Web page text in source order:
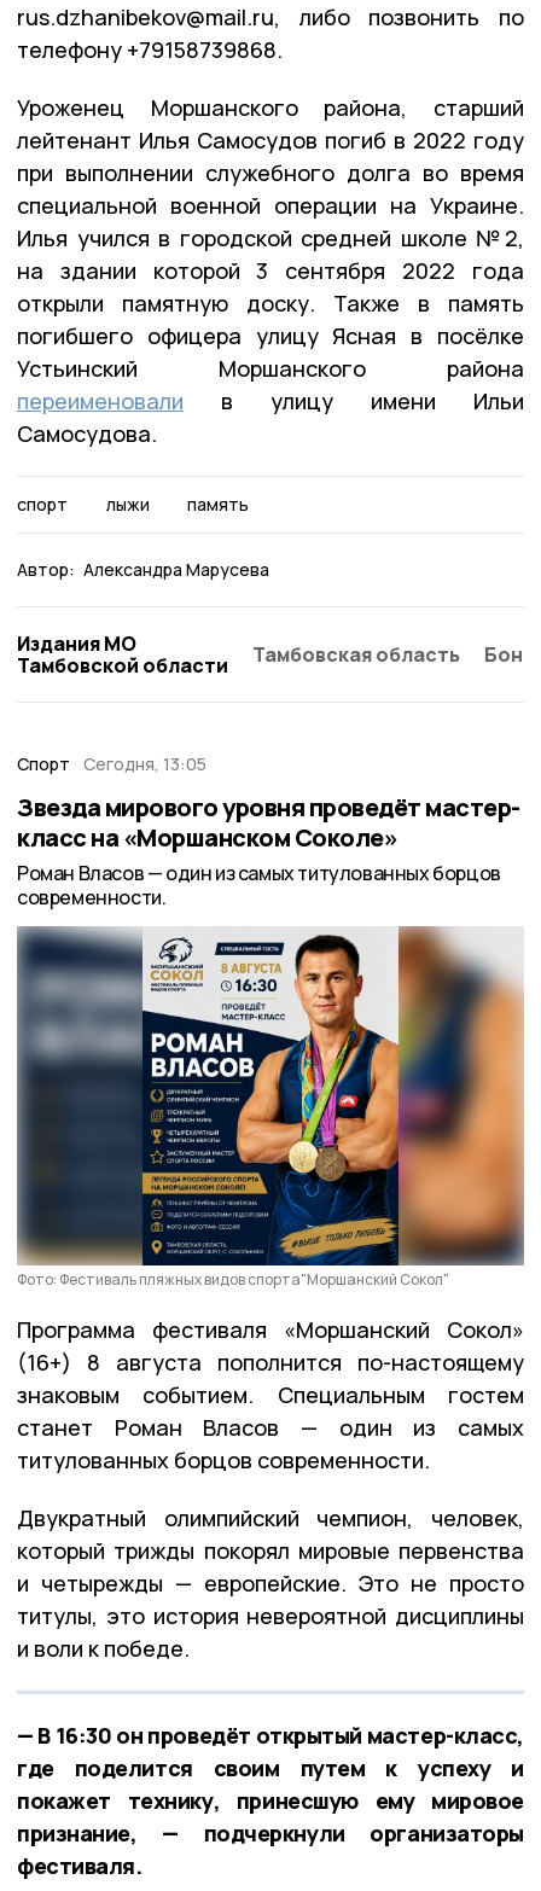
rus.dzhanibekov@mail.ru, либо позвонить по
телефону +79158739868.
Уроженец Моршанского района, старший
лейтенант Илья Самосудов погиб в 2022 году
при выполнении служебного долга во время
специальной военной операции на Украине.
Илья учился в городской средней школе №2,
на здании которой 3 сентября 2022 года
открыли памятную доску. Также в память
погибшего офицера улицу Ясная в посёлке
Устьинский Моршанского района
переименовали в улицу имени Ильи
Самосудова.
спорт лыжи память
Автор: Александра Марусева
Издания МО
Тамбовской области
Тамбовская область
Спорт Сегодня, 13:05
Звезда мирового уровня проведёт мастер-
класс на «Моршанском Соколе»
Роман Власов — один из самых титулованных борцов
современности.
Фото: Фестиваль пляжных видов спорта"Моршанский Сокол"
Программа фестиваля «Моршанский Сокол»
(16+) 8 августа пополнится по-настоящему
знаковым событием. Специальным гостем
станет Роман Власов — один из самых
титулованных борцов современности.
Двукратный олимпийский чемпион, человек,
который трижды покорял мировые первенства
и четырежды — европейские. Это не просто
титулы, это история невероятной дисциплины
и воли к победе.
— В 16:30 он проведёт открытый мастер-класс,
где поделится своим путем к успеху и
покажет технику, принесшую ему мировое
признание, — подчеркнули организаторы
фестиваля.